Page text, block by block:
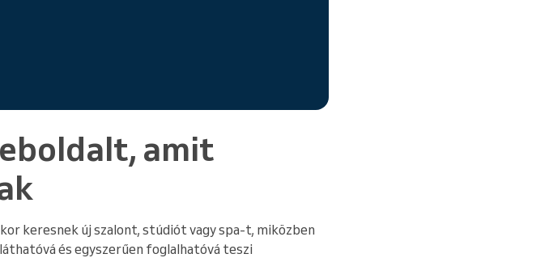
amit
keresnek új szalont, stúdiót vagy spa-t, miközben
láthatóvá és egyszerűen foglalhatóvá teszi